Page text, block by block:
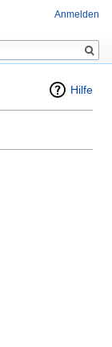
Hilfe
Anmelden